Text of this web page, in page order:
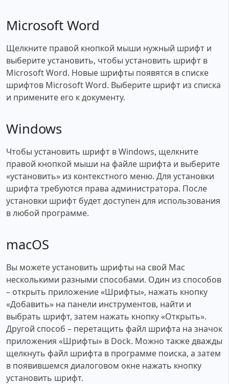
Microsoft Word
Щелкните правой кнопкой мыши нужный шрифт и
выберите установить, чтобы установить шрифт в
Microsoft Word. Новые шрифты появятся в списке
шрифтов Microsoft Word. Выберите шрифт из списка
и примените его к документу.
Windows
Чтобы установить шрифт в Windows, щелкните
правой кнопкой мыши на файле шрифта и выберите
«установить» из контекстного меню. Для установки
шрифта требуются права администратора. После
установки шрифт будет доступен для использования
в любой программе.
macOS
Вы можете установить шрифты на свой Mac
несколькими разными способами. Один из способов
– открыть приложение «Шрифты», нажать кнопку
«Добавить» на панели инструментов, найти и
выбрать шрифт, затем нажать кнопку «Открыть».
Другой способ – перетащить файл шрифта на значок
приложения «Шрифты» в Dock. Можно также дважды
щелкнуть файл шрифта в программе поиска, а затем
в появившемся диалоговом окне нажать кнопку
установить шрифт.